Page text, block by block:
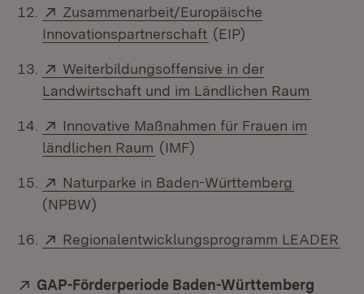
Extern:
Zusammenarbeit/Europäische
Innovationspartnerschaft (Öffnet in neuem
(EIP)
Extern:
Weiterbildungsoffensive in der
Landwirtschaft und im Ländlichen Raum
Extern:
Innovative Maßnahmen für Frauen im
ländlichen Raum (Öffnet in neuem Fenster)
(IMF)
Extern:
Naturparke in Baden-Württemberg
(NPBW)
Extern:
Regionalentwicklungsprogramm LEADER
Extern:
GAP-Förderperiode Baden-Württemberg